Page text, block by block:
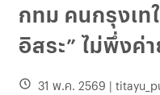
กทม คนกรุงเท
อิสระ” ไม่พึ่งค่
31 พ.ค. 2569 |